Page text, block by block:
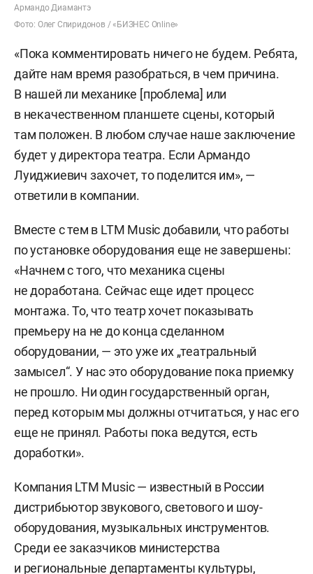
Армандо Диамантэ
Фото: Олег Спиридонов / «БИЗНЕС Online»
«Пока комментировать ничего не будем. Ребята,
дайте нам время разобраться, в чем причина.
В нашей ли механике [проблема] или
в некачественном планшете сцены, который
там положен. В любом случае наше заключение
будет у директора театра. Если Армандо
Луиджиевич захочет, то поделится им», —
ответили в компании.
Вместе с тем в LTM Music добавили, что работы
по установке оборудования еще не завершены:
«Начнем с того, что механика сцены
не доработана. Сейчас еще идет процесс
монтажа. То, что театр хочет показывать
премьеру на не до конца сделанном
оборудовании, — это уже их „театральный
замысел“. У нас это оборудование пока приемку
не прошло. Ни один государственный орган,
перед которым мы должны отчитаться, у нас его
еще не принял. Работы пока ведутся, есть
доработки».
Компания LTM Music — известный в России
дистрибьютор звукового, светового и шоу-
оборудования, музыкальных инструментов.
Среди ее заказчиков министерства
и региональные департаменты культуры,